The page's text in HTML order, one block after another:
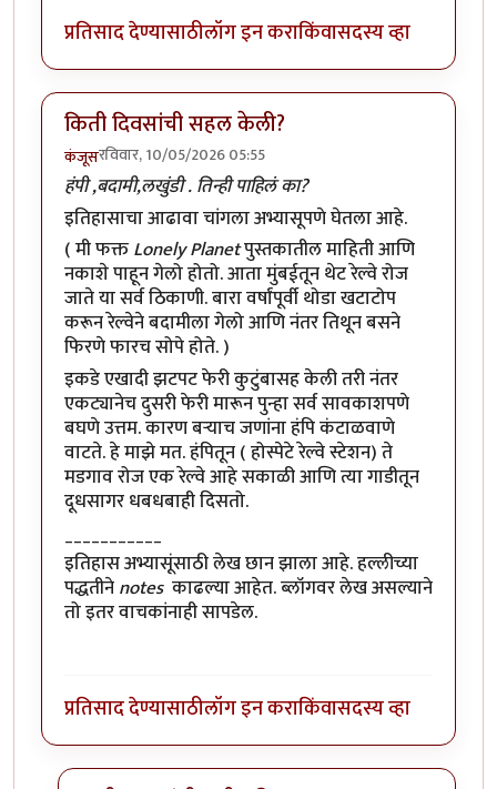
प्रतिसाद देण्यासाठीलॉग इन कराकिंवासदस्य व्हा
किती दिवसांची सहल केली?
कंजूसरविवार, 10/05/2026 05:55
हंपी ,बदामी,लखुंडी . तिन्ही पाहिलं का?
इतिहासाचा आढावा चांगला अभ्यासूपणे घेतला आहे.
( मी फक्तLonely Planetपुस्तकातील माहिती आणि
नकाशे पाहून गेलो होतो. आता मुंबईतून थेट रेल्वे रोज
जाते या सर्व ठिकाणी. बारा वर्षांपूर्वी थोडा खटाटोप
करून रेल्वेने बदामीला गेलो आणि नंतर तिथून बसने
फिरणे फारच सोपे होते. )
इकडे एखादी झटपट फेरी कुटुंबासह केली तरी नंतर
एकट्यानेच दुसरी फेरी मारून पुन्हा सर्व सावकाशपणे
बघणे उत्तम. कारण बऱ्याच जणांना हंपि कंटाळवाणे
वाटते. हे माझे मत. हंपितून ( होस्पेटे रेल्वे स्टेशन) ते
मडगाव रोज एक रेल्वे आहे सकाळी आणि त्या गाडीतून
दूधसागर धबधबाही दिसतो.
इतिहास अभ्यासूंसाठी लेख छान झाला आहे. हल्लीच्या
पद्धतीनेnotes काढल्या आहेत. ब्लॉगवर लेख असल्याने
तो इतर वाचकांनाही सापडेल.
प्रतिसाद देण्यासाठीलॉग इन कराकिंवासदस्य व्हा